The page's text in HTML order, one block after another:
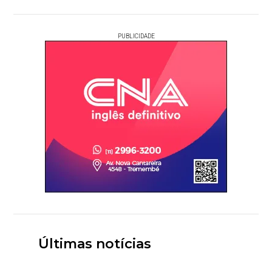
PUBLICIDADE
Últimas notícias